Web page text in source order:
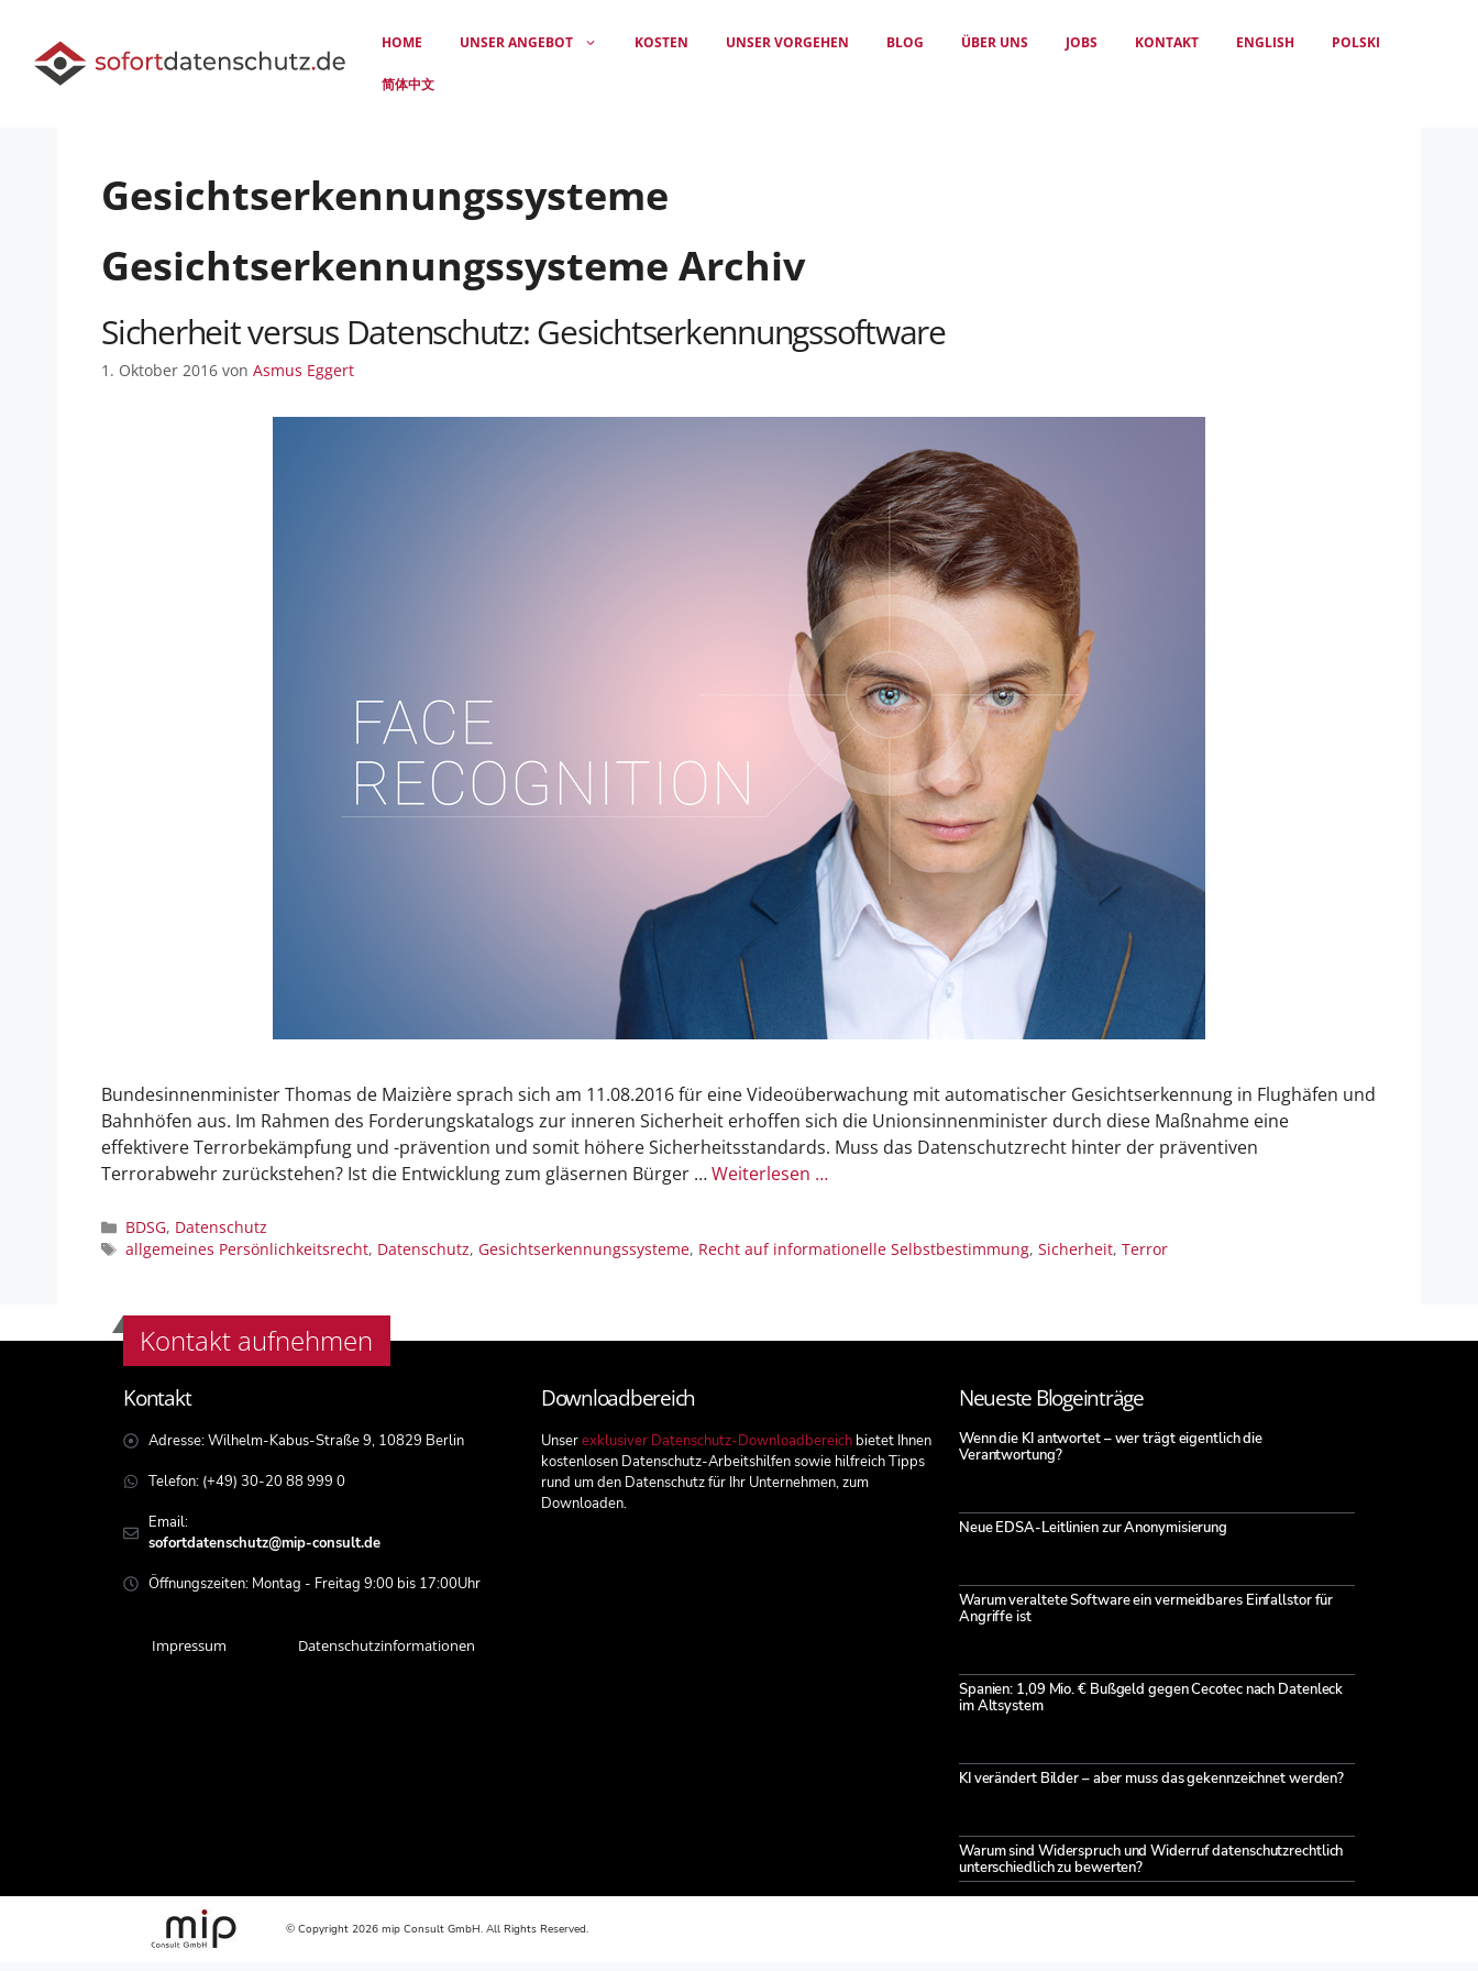
HOME UNSER ANGEBOT KOSTEN UNSER VORGEHEN BLOG ÜBER UNS JOBS KONTAKT ENGLISH POLSKI
简体中文
Gesichtserkennungssysteme
Gesichtserkennungssysteme Archiv
Sicherheit versus Datenschutz: Gesichtserkennungssoftware
1. Oktober 2016 von Asmus Eggert
Bundesinnenminister Thomas de Maizière sprach sich am 11.08.2016 für eine Videoüberwachung mit automatischer Gesichtserkennung in Flughäfen und
Bahnhöfen aus. Im Rahmen des Forderungskatalogs zur inneren Sicherheit erhoffen sich die Unionsinnenminister durch diese Maßnahme eine
effektivere Terrorbekämpfung und -prävention und somit höhere Sicherheitsstandards. Muss das Datenschutzrecht hinter der präventiven
Terrorabwehr zurückstehen? Ist die Entwicklung zum gläsernen Bürger …Weiterlesen …
BDSG, Datenschutz
allgemeines Persönlichkeitsrecht, Datenschutz, Gesichtserkennungssysteme, Recht auf informationelle Selbstbestimmung, Sicherheit, Terror
Kontakt aufnehmen
Kontakt
Adresse: Wilhelm-Kabus-Straße 9, 10829 Berlin
Telefon: (+49) 30-20 88 999 0
Email:
sofortdatenschutz@mip-consult.de
Öffnungszeiten: Montag - Freitag 9:00 bis 17:00Uhr
Impressum Datenschutzinformationen
Downloadbereich
Unserexklusiver Datenschutz-Downloadbereichbietet Ihnen
kostenlosen Datenschutz-Arbeitshilfen sowie hilfreich Tipps
rund um den Datenschutz für Ihr Unternehmen, zum
Downloaden.
Neueste Blogeinträge
Wenn die KI antwortet – wer trägt eigentlich die
Verantwortung?
Neue EDSA-Leitlinien zur Anonymisierung
Warum veraltete Software ein vermeidbares Einfallstor für
Angriffe ist
Spanien: 1,09 Mio. € Bußgeld gegen Cecotec nach Datenleck
im Altsystem
KI verändert Bilder – aber muss das gekennzeichnet werden?
Warum sind Widerspruch und Widerruf datenschutzrechtlich
unterschiedlich zu bewerten?
© Copyright 2026 mip Consult GmbH. All Rights Reserved.